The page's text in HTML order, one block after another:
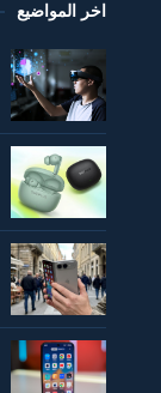
اخر المواضيع